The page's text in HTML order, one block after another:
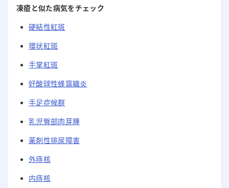
凍瘡と似た病気をチェック
硬結性紅斑
環状紅斑
手掌紅斑
好酸球性蜂窩織炎
手足症候群
乳児臀部肉芽腫
薬剤性排尿障害
外痔核
内痔核